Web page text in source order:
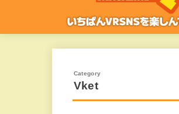
Vket